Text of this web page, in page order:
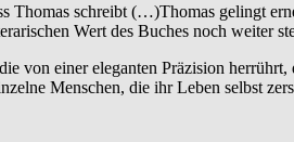
schreibt (…)Thomas gelingt
Wert des Buches noch weiter
von einer eleganten Präzision
Menschen, die ihr Leben selbst